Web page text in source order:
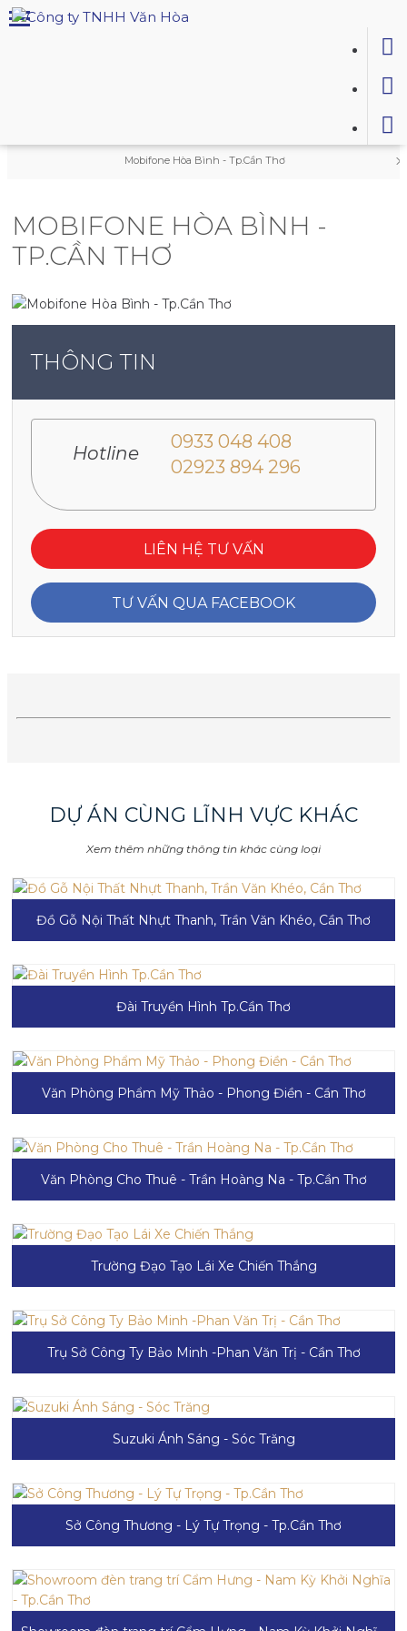
Mobifone Hòa Bình - Tp.Cần Thơ
MOBIFONE HÒA BÌNH -
TP.CẦN THƠ
THÔNG TIN
Hotline
0933 048 408
02923 894 296
LIÊN HỆ TƯ VẤN
TƯ VẤN QUA FACEBOOK
DỰ ÁN CÙNG LĨNH VỰC KHÁC
Xem thêm những thông tin khác cùng loại
Đồ Gỗ Nội Thất Nhựt Thanh, Trần Văn Khéo, Cần Thơ
Đài Truyền Hình Tp.Cần Thơ
Văn Phòng Phẩm Mỹ Thảo - Phong Điền - Cần Thơ
Văn Phòng Cho Thuê - Trần Hoàng Na - Tp.Cần Thơ
Trường Đạo Tạo Lái Xe Chiến Thắng
Trụ Sở Công Ty Bảo Minh -Phan Văn Trị - Cần Thơ
Suzuki Ánh Sáng - Sóc Trăng
Sở Công Thương - Lý Tự Trọng - Tp.Cần Thơ